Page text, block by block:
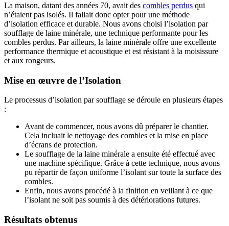
La maison, datant des années 70, avait des combles perdus qui
n’étaient pas isolés. Il fallait donc opter pour une méthode
d’isolation efficace et durable. Nous avons choisi l’isolation par
soufflage de laine minérale, une technique performante pour les
combles perdus. Par ailleurs, la laine minérale offre une excellente
performance thermique et acoustique et est résistant à la moisissure
et aux rongeurs.
Mise en œuvre de l’Isolation
Le processus d’isolation par soufflage se déroule en plusieurs étapes
:
Avant de commencer, nous avons dû préparer le chantier.
Cela incluait le nettoyage des combles et la mise en place
d’écrans de protection.
Le soufflage de la laine minérale a ensuite été effectué avec
une machine spécifique. Grâce à cette technique, nous avons
pu répartir de façon uniforme l’isolant sur toute la surface des
combles.
Enfin, nous avons procédé à la finition en veillant à ce que
l’isolant ne soit pas soumis à des détériorations futures.
Résultats obtenus